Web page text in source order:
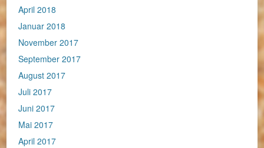
April 2018
Januar 2018
November 2017
September 2017
August 2017
Juli 2017
Juni 2017
Mai 2017
April 2017